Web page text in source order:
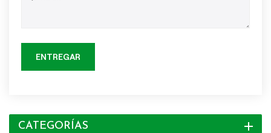
ENTREGAR
CATEGORÍAS